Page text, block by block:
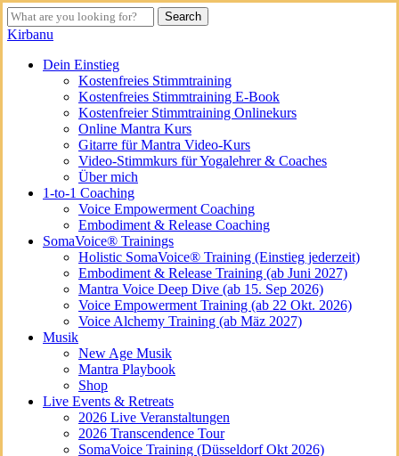
Skip
to
main
content
Search
Close
Kirbanu
search
Menu
Dein Einstieg
Kostenfreies Stimmtraining
Kostenfreies Stimmtraining E-Book
Kostenfreier Stimmtraining Onlinekurs
Online Mantra Kurs
Gitarre für Mantra Video-Kurs
Video-Stimmkurs für Yogalehrer & Coaches
Über mich
1-to-1 Coaching
Voice Empowerment Coaching
Embodiment & Release Coaching
SomaVoice® Trainings
Holistic SomaVoice® Training (Einstieg jederzeit)
Embodiment & Release Training (ab Juni 2027)
Mantra Voice Deep Dive (ab 15. Sep 2026)
Voice Empowerment Training (ab 22 Okt. 2026)
Voice Alchemy Training (ab Mäz 2027)
Musik
New Age Musik
Mantra Playbook
Shop
Live Events & Retreats
2026 Live Veranstaltungen
2026 Transcendence Tour
SomaVoice Training (Düsseldorf Okt 2026)